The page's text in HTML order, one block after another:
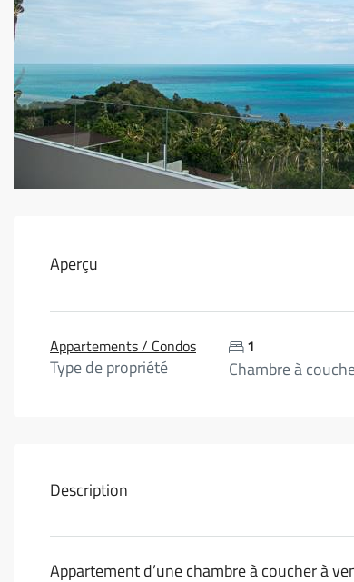
Aperçu
Appartements / Condos
Type de propriété
1
Chambre à
Description
Appartement d’une chambre à coucher à